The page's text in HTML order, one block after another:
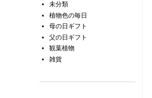
未分類
植物色の毎日
母の日ギフト
父の日ギフト
観葉植物
雑貨